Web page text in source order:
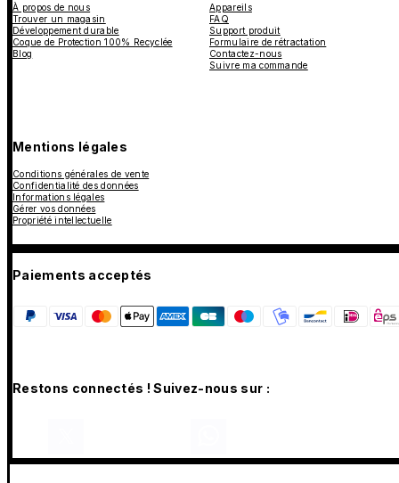
À propos de nous
Trouver un magasin
Développement durable
Coque de Protection 100% Recyclée
Blog
Appareils
FAQ
Support produit
Formulaire de rétractation
Contactez-nous
Suivre ma commande
Mentions légales
Conditions générales de vente
Confidentialité des données
Informations légales
Gérer vos données
Propriété intellectuelle
Paiements acceptés
Restons connectés ! Suivez-nous sur :